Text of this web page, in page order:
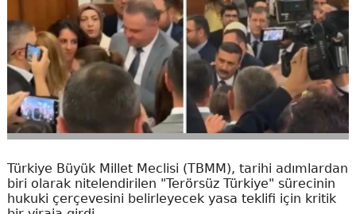
Türkiye Büyük Millet Meclisi (TBMM), tarihi adımlardan
biri olarak nitelendirilen "Terörsüz Türkiye" sürecinin
hukuki çerçevesini belirleyecek yasa teklifi için kritik